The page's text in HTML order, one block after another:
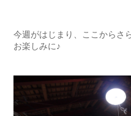
今週がはじまり、ここからさ
お楽しみに♪